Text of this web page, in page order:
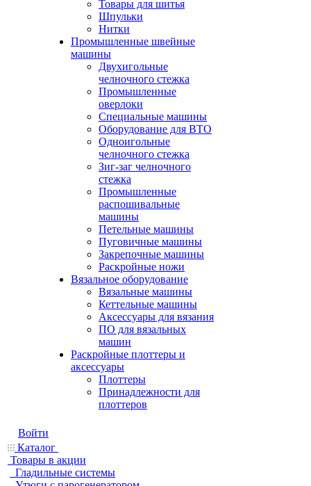
Товары для шитья
Шпульки
Нитки
Промышленные швейные
машины
Двухигольные
челночного стежка
Промышленные
оверлоки
Специальные машины
Оборудование для ВТО
Одноигольные
челночного стежка
Зиг-заг челночного
стежка
Промышленные
распошивальные
машины
Петельные машины
Пуговичные машины
Закрепочные машины
Раскройные ножи
Вязальное оборудование
Вязальные машины
Кеттельные машины
Аксессуары для вязания
ПО для вязальных
машин
Раскройные плоттеры и
аксессуары
Плоттеры
Принадлежности для
плоттеров
Войти
Каталог
Товары в акции
Гладильные системы